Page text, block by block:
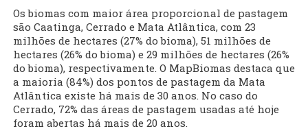
Os biomas com maior área proporcional de pastagem
são Caatinga, Cerrado e Mata Atlântica, com 23
milhões de hectares (27% do bioma), 51 milhões de
hectares (26% do bioma) e 29 milhões de hectares (26%
do bioma), respectivamente. O MapBiomas destaca que
a maioria (84%) dos pontos de pastagem da Mata
Atlântica existe há mais de 30 anos. No caso do
Cerrado, 72% das áreas de pastagem usadas até hoje
foram abertas há mais de 20 anos.